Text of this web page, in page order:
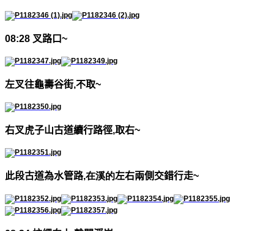
08:28 叉路口~
左叉往龜壽谷街,不取~
右叉虎子山古道續行路徑,取右~
此段古道為水管路,在溪的左右兩側交錯行走~